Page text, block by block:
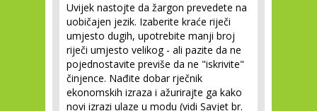
Uvijek nastojte da žargon prevedete na
uobičajen jezik. Izaberite kraće riječi
umjesto dugih, upotrebite manji broj
riječi umjesto velikog - ali pazite da ne
pojednostavite previše da ne "iskrivite"
činjence. Nađite dobar rječnik
ekonomskih izraza i ažurirajte ga kako
novi izrazi ulaze u modu (vidi Savjet br.